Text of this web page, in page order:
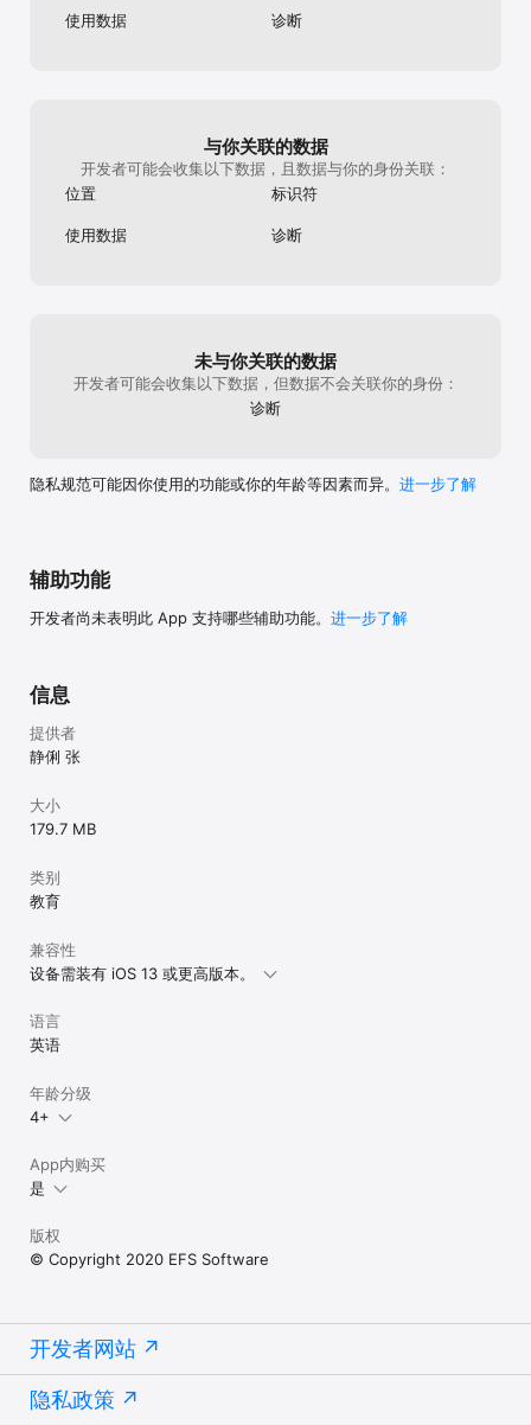
案等多种题型。 6.独特的闯关模式，有趣而不
使用数据 诊断
与你关联的数据
开发者可能会收集以下数据，且数据与你的身份关联：
位置
标识符
使用数据 诊断
未与你关联的数据
开发者可能会收集以下数据，但数据不会关联你的身份：
诊断
隐私规范可能因你使用的功能或你的年龄等因素而异。 进一步了解
辅助功能
开发者尚未表明此 App 支持哪些辅助功能。 进一步了解
信息
提供者
静俐 张
大小
179.7 MB
类别
教育
兼容性
设备需装有 iOS 13 或更高版本。
语言
英语
年龄分级
4+
App内购买
是
版权
© Copyright 2020 EFS Software
开发者网站
隐私政策